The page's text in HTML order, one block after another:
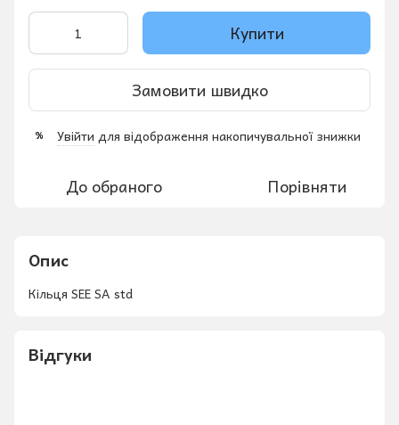
Купити
Замовити швидко
% Увійти для відображення накопичувальної знижки
До обраного Порівняти
Опис
Кільця SEE SA std
Відгуки